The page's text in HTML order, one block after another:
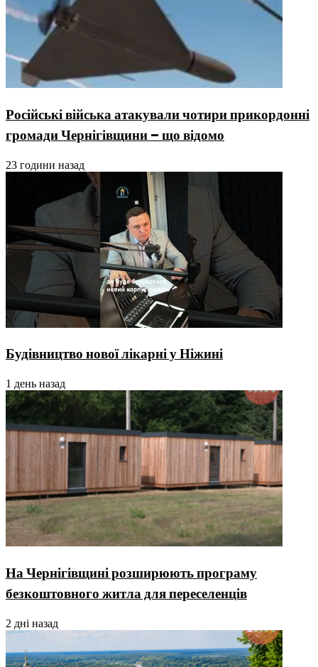
Російські війська атакували чотири прикордонні
громади Чернігівщини – що відомо
23 години назад
Будівництво нової лікарні у Ніжині
1 день назад
На Чернігівщині розширюють програму
безкоштовного житла для переселенців
2 дні назад